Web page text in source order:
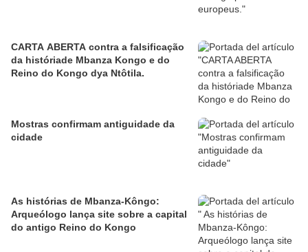
CARTA ABERTA contra a falsificação
da históriade Mbanza Kongo e do
Reino do Kongo dya Ntôtila.
Mostras confirmam antiguidade da
cidade
As histórias de Mbanza-Kôngo:
Arqueólogo lança site sobre a capital
do antigo Reino do Kongo